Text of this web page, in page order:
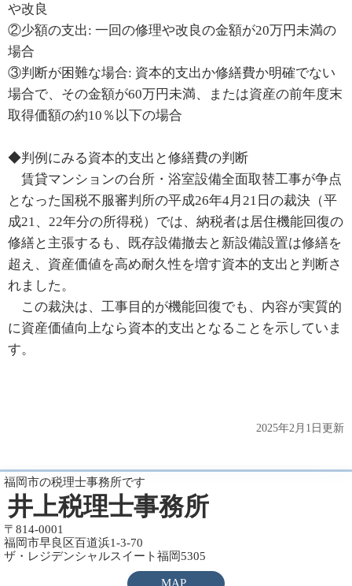
や改良
②少額の支出: 一回の修理や改良の金額が20万円未満の
場合
③判断が困難な場合: 資本的支出か修繕費か明確でない
場合で、その金額が60万円未満、または資産の前年度末
取得価額の約10％以下の場合
◆判例にみる資本的支出と修繕費の判断
賃貸マンションの台所・浴室設備全面取替工事が争点
となった国税不服審判所の平成26年4月21日の裁決（平
成21、22年分の所得税）では、納税者は居住機能回復の
修繕と主張するも、既存設備撤去と新設備設置は修繕を
超え、資産価値を高め耐久性を増す資本的支出と判断さ
れました。
この裁決は、工事目的が機能回復でも、内容が実質的
に資産価値向上なら資本的支出となることを示していま
す。
2025年2月1日更新
福岡市の税理士事務所です
井上税理士事務所
〒814-0001
福岡市早良区百道浜1-3-70
ザ・レジデンシャルスイート福岡5305
MAP